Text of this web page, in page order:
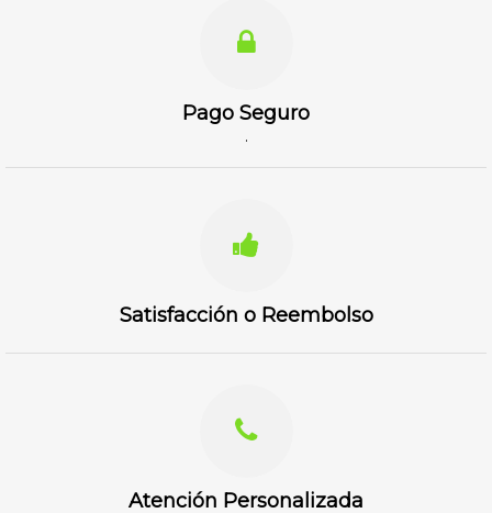
Pago Seguro
.
Satisfacción o Reembolso
Atención Personalizada